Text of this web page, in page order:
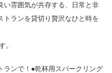
い雰囲気が共存する、日常と非
トランを貸切り贅沢なひと時を
。
ランで！●乾杯用スパークリング